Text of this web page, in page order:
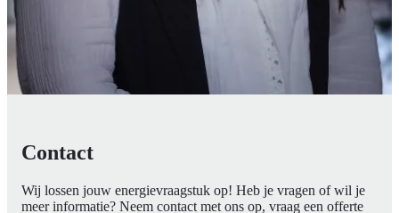
Contact
Wij lossen jouw energievraagstuk op! Heb je vragen of wil je
meer informatie? Neem contact met ons op, vraag een offerte